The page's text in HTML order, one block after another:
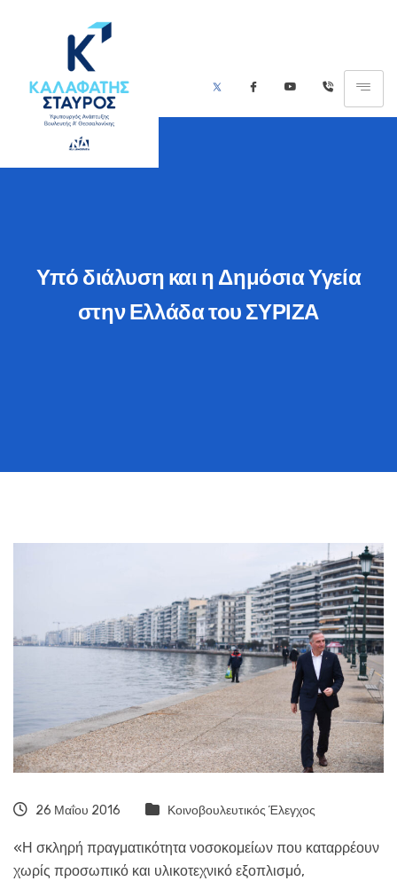
Υπό διάλυση και η Δημόσια Υγεία
στην Ελλάδα του ΣΥΡΙΖΑ
26 Μαΐου 2016 Κοινοβουλευτικός Έλεγχος
«Η σκληρή πραγματικότητα νοσοκομείων που καταρρέουν
χωρίς προσωπικό και υλικοτεχνικό εξοπλισμό,